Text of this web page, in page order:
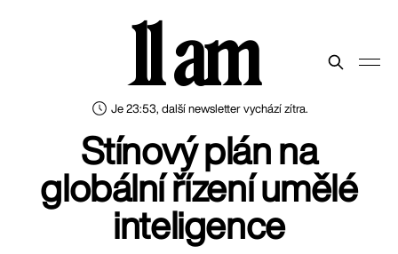
Je 23:53, další newsletter vychází zítra.
11 am
Stínový plán na
globální řízení umělé
inteligence